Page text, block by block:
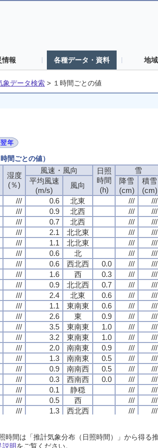
情報 各種データ・資料 地
象データ検索 > １時間ごとの値
間ごとの値）
湿度
(％)
風速・風向
日照
時間
(h)
雪
平均風速
(m/s)
風向
降雪
(cm)
積雪
(cm)
/// 0.6 北東 ///
///
/// 0.9 北西 ///
///
/// 0.7 北西 ///
///
/// 2.1 北北東 ///
///
/// 1.1 北北東 ///
///
/// 0.6 北 ///
///
/// 0.6 西北西 0.0 ///
///
/// 1.6 西 0.3 ///
///
/// 0.9 北北西 0.7 ///
///
/// 2.4 北東 0.6 ///
///
/// 1.1 東南東 0.6 ///
///
/// 2.6 東 0.9 ///
///
/// 3.5 東南東 1.0 ///
///
/// 3.2 東南東 1.0 ///
///
/// 2.0 南南東 0.9 ///
///
/// 1.3 南南東 0.5 ///
///
/// 0.9 南南西 0.5 ///
///
/// 0.3 西南西 0.0 ///
///
/// 0.1 静穏 ///
///
/// 0.5 西 ///
///
/// 1.3 西北西 ///
///
西北西
///
/// 2.0 西 /// ///
湿度
(％)
風速・風向
日照
時間
(h)
雪
平均風速
(m/s)
風向
降雪
(cm)
積雪
(cm)
/// 0.6 北東 ///
///
/// 0.9 北西 ///
///
/// 0.7 北西 ///
///
/// 2.1 北北東 ///
///
/// 1.1 北北東 ///
///
/// 0.6 北 ///
///
/// 0.6 西北西 0.0 ///
///
/// 1.6 西 0.3 ///
///
/// 0.9 北北西 0.7 ///
///
/// 2.4 北東 0.6 ///
///
/// 1.1 東南東 0.6 ///
///
/// 2.6 東 0.9 ///
///
/// 3.5 東南東 1.0 ///
///
/// 3.2 東南東 1.0 ///
///
/// 2.0 南南東 0.9 ///
///
/// 1.3 南南東 0.5 ///
///
/// 0.9 南南西 0.5 ///
///
/// 0.3 西南西 0.0 ///
///
/// 0.1 静穏 ///
///
/// 0.5 西 ///
///
/// 1.3 西北西 ///
///
西北西
///
/// 2.0 西 /// ///
湿度
(％)
風速・風向
日照
時間
(h)
雪
平均風速
(m/s)
風向
降雪
(cm)
積雪
(cm)
/// 0.6 北東 ///
///
/// 0.9 北西 ///
///
/// 0.7 北西 ///
///
/// 2.1 北北東 ///
///
/// 1.1 北北東 ///
///
/// 0.6 北 ///
///
/// 0.6 西北西 0.0 ///
///
/// 1.6 西 0.3 ///
///
/// 0.9 北北西 0.7 ///
///
/// 2.4 北東 0.6 ///
///
/// 1.1 東南東 0.6 ///
///
/// 2.6 東 0.9 ///
///
/// 3.5 東南東 1.0 ///
///
/// 3.2 東南東 1.0 ///
///
/// 2.0 南南東 0.9 ///
///
/// 1.3 南南東 0.5 ///
///
/// 0.9 南南西 0.5 ///
///
/// 0.3 西南西 0.0 ///
///
/// 0.1 静穏 ///
///
/// 0.5 西 ///
///
/// 1.3 西北西 ///
///
西北西
///
/// 2.0 西 /// ///
湿度
(％)
風速・風向
日照
時間
(h)
雪
平均風速
(m/s)
風向
降雪
(cm)
積雪
(cm)
/// 0.6 北東 ///
///
/// 0.9 北西 ///
///
/// 0.7 北西 ///
///
/// 2.1 北北東 ///
///
/// 1.1 北北東 ///
///
/// 0.6 北 ///
///
/// 0.6 西北西 0.0 ///
///
/// 1.6 西 0.3 ///
///
/// 0.9 北北西 0.7 ///
///
/// 2.4 北東 0.6 ///
///
/// 1.1 東南東 0.6 ///
///
/// 2.6 東 0.9 ///
///
/// 3.5 東南東 1.0 ///
///
/// 3.2 東南東 1.0 ///
///
/// 2.0 南南東 0.9 ///
///
/// 1.3 南南東 0.5 ///
///
/// 0.9 南南西 0.5 ///
///
/// 0.3 西南西 0.0 ///
///
/// 0.1 静穏 ///
///
/// 0.5 西 ///
///
/// 1.3 西北西 ///
///
西北西
///
/// 2.0 西 /// ///
時間は「推計気象分布（日照時間）」から得る
説明をご覧ください。